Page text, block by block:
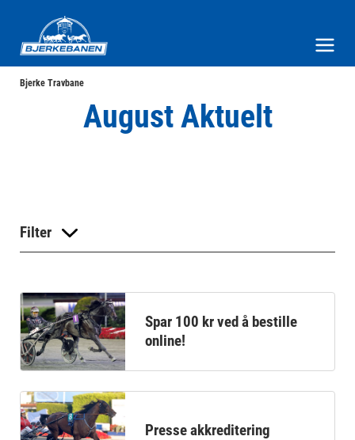
Bjerke Travbane
August Aktuelt
Filter
Spar 100 kr ved å bestille
online!
Presse akkreditering